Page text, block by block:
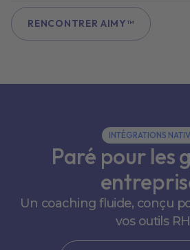
RENCONTRER AIMY™
INTÉGRATIONS
Paré pour les
Un coaching fluide, conçu
vos outils